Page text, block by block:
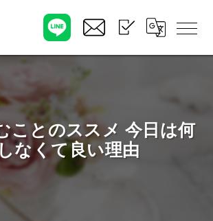
ことのススメ 今日は何
なくて良い理由